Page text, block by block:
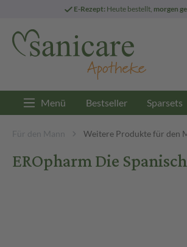
E-Rezept: Heute bestellt, morgen
Menü Bestseller Sparsets
Für den Mann Weitere Produkte für den
EROpharm Die